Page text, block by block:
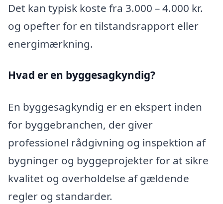
Det kan typisk koste fra 3.000 – 4.000 kr.
og opefter for en tilstandsrapport eller
energimærkning.
Hvad er en byggesagkyndig?
En byggesagkyndig er en ekspert inden
for byggebranchen, der giver
professionel rådgivning og inspektion af
bygninger og byggeprojekter for at sikre
kvalitet og overholdelse af gældende
regler og standarder.